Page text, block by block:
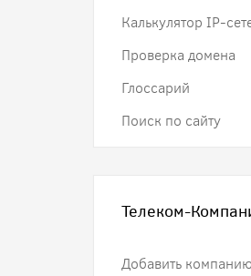
Калькулятор IP-
Проверка домена
Глоссарий
Поиск по сайту
Телеком-
Добавить компанию